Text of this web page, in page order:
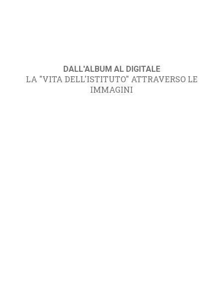
DALL'ALBUM AL DIGITALE
LA "VITA DELL'ISTITUTO" ATTRAVERSO LE
IMMAGINI